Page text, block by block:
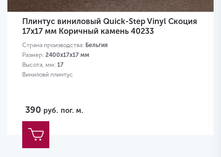
Плинтус виниловый Quick-Step Vinyl Скоция
17х17 мм Коричный камень 40233
Страна производства: Бельгия
Размер: 2400х17х17 мм
Высота, мм: 17
Виниловй плинтус
390 руб. пог. м.